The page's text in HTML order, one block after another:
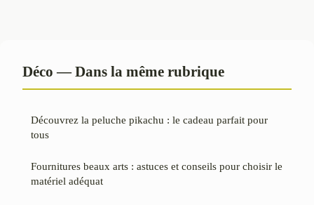
Déco — Dans la même rubrique
Découvrez la peluche pikachu : le cadeau parfait pour
tous
Fournitures beaux arts : astuces et conseils pour choisir le
matériel adéquat